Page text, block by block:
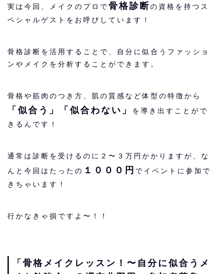
実は今回、メイクのプロで骨格診断の資格を持つス
ペシャルゲストをお呼びしています！
骨格診断を活用することで、自分に似合うファッショ
ンやメイクを分析することができます。
骨格や筋肉のつき方、肌の質感など体型の特徴から
「似合う」「似合わない」
を導き出すことがで
きるんです！
通常は診断を受けるのに２〜３万円かかりますが、な
んと今回はたったの １０００円 でイベントに参加で
きちゃいます！
行かなきゃ損ですよ〜！！
「骨格メイクレッスン！〜自分に似合うメ